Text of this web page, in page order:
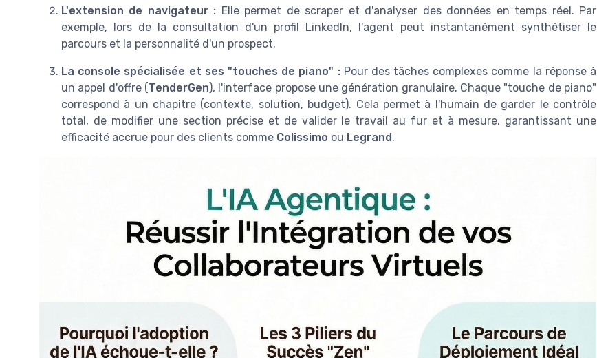
L'extension de navigateur : Elle permet de scraper et d'analyser des données en temps réel. Par
exemple, lors de la consultation d'un profil LinkedIn, l'agent peut instantanément synthétiser le
parcours et la personnalité d'un prospect.
La console spécialisée et ses "touches de piano" :Pour des tâches complexes comme la réponse à
un appel d'offre (TenderGen), l'interface propose une génération granulaire. Chaque "touche de piano"
correspond à un chapitre (contexte, solution, budget). Cela permet à l'humain de garder le contrôle
total, de modifier une section précise et de valider le travail au fur et à mesure, garantissant une
efficacité accrue pour des clients comme Colissimo ou Legrand .